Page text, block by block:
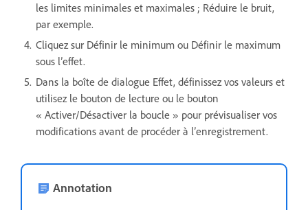
les limites minimales et maximales ; Réduire le bruit,
par exemple.
Cliquez sur Définir le minimum ou Définir le maximum
sous l’effet.
Dans la boîte de dialogue Effet, définissez vos valeurs et
utilisez le bouton de lecture ou le bouton
« Activer/Désactiver la boucle » pour prévisualiser vos
modifications avant de procéder à l’enregistrement.
Annotation